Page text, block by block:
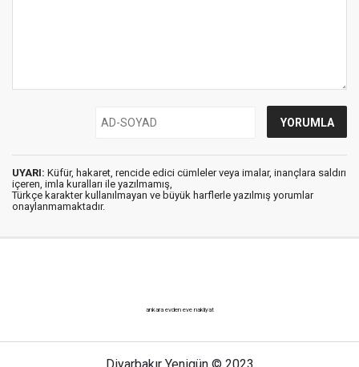
UYARI: Küfür, hakaret, rencide edici cümleler veya imalar, inançlara saldırı
içeren, imla kuralları ile yazılmamış,
Türkçe karakter kullanılmayan ve büyük harflerle yazılmış yorumlar
onaylanmamaktadır.
ankara evden eve nakliyat